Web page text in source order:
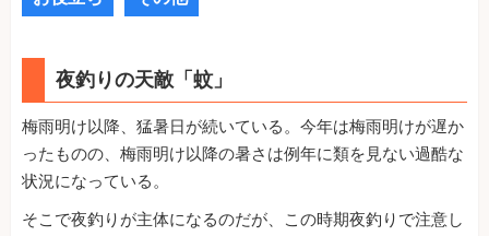
夜釣りの天敵「蚊」
梅雨明け以降、猛暑日が続いている。今年は梅雨明けが遅か
ったものの、梅雨明け以降の暑さは例年に類を見ない過酷な
状況になっている。
そこで夜釣りが主体になるのだが、この時期夜釣りで注意し